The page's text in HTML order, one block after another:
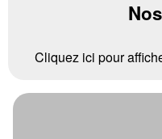
Cliquez ici pour